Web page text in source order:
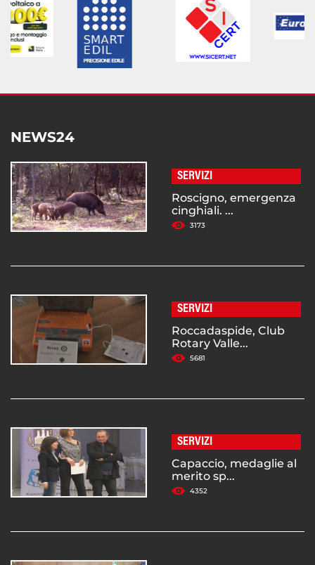
NEWS24
SERVIZI
Roscigno, emergenza
cinghiali. ...
3173
SERVIZI
Roccadaspide, Club
Rotary Valle...
5681
SERVIZI
Capaccio, medaglie al
merito sp...
4352